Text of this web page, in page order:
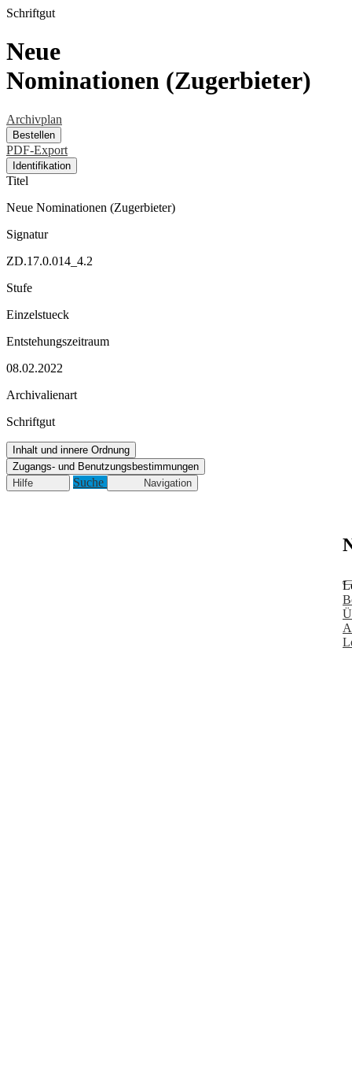
Schriftgut
Neue
Nominationen (Zugerbieter)
Archivplan
Bestellen
PDF-Export
Identifikation
Titel
Neue Nominationen (Zugerbieter)
Signatur
ZD.17.0.014_4.2
Stufe
Einzelstueck
Entstehungszeitraum
08.02.2022
Archivalienart
Schriftgut
Inhalt und innere Ordnung
Zugangs- und Benutzungsbestimmungen
Hilfe
Suche Navigation